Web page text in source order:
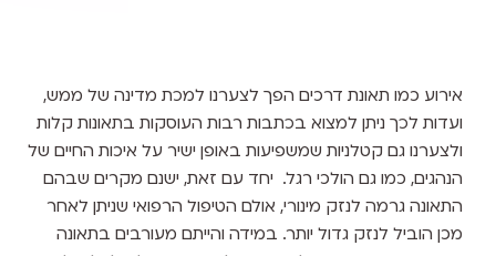
אירוע כמו תאונת דרכים הפך לצערנו למכת מדינה של ממש,
ועדות לכך ניתן למצוא בכתבות רבות העוסקות בתאונות קלות
ולצערנו גם קטלניות שמשפיעות באופן ישיר על איכות החיים של
הנהגים, כמו גם הולכי רגל. יחד עם זאת, ישנם מקרים שבהם
התאונה גרמה לנזק מינורי, אולם הטיפול הרפואי שניתן לאחר
מכן הוביל לנזק גדול יותר. במידה והייתם מעורבים בתאונה